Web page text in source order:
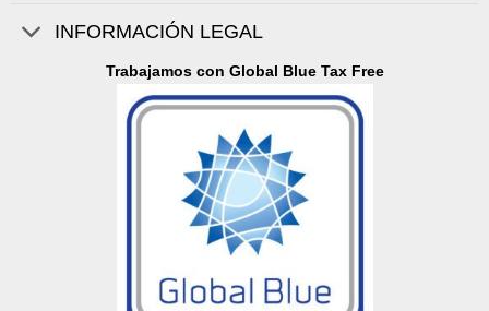
INFORMACIÓN LEGAL
Trabajamos con Global Blue Tax Free